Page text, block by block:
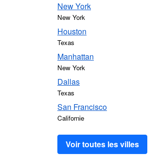
New York
New York
Houston
Texas
Manhattan
New York
Dallas
Texas
San Francisco
Californie
Voir toutes les villes